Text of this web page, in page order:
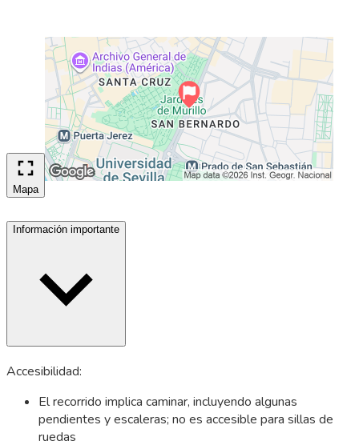
Mapa
Información importante
Accesibilidad:
El recorrido implica caminar, incluyendo algunas
pendientes y escaleras; no es accesible para sillas de
ruedas